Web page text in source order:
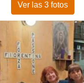
Ver las 3 fotos